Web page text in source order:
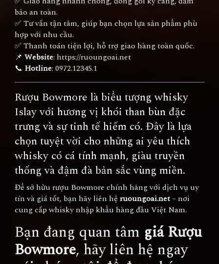
bảo an toàn.
✅ Tư vấn tận tâm, giúp bạn chọn lựa sản phẩm phù
hợp với nhu cầu.
✅ Thanh toán tiện lợi, hỗ trợ giao hàng toàn quốc.
📌 Website: https://ruoungoai.net
📞 Hotline: 0972.12345.1
Rượu Bowmore là biểu tượng whisky
Islay với hương vị khói than bùn đặc
trưng và sự tinh tế hiếm có. Đây là lựa
chọn tuyệt vời cho những ai yêu thích
whisky có cá tính mạnh, giàu truyền
thống và đậm đà bản sắc vùng miền.
Để sở hữu rượu Bowmore chính hãng với dịch vụ uy
tín và giá tốt, bạn hãy liên hệ ruoungoai.net– nơi
cung cấp whisky nhập khẩu hàng đầu Việt Nam.
Bạn đang quan tâm giá Rượu
Bowmore, hãy liên hệ ngay